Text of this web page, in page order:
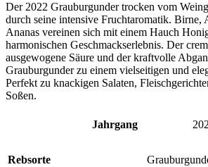
Der 2022 Grauburgunder trocken vom
durch seine intensive Fruchtaromatik. Birne,
Ananas vereinen sich mit einem Hauch
harmonischen Geschmackserlebnis. Der
ausgewogene Säure und der kraftvolle
Grauburgunder zu einem vielseitigen und
Perfekt zu knackigen Salaten,
Soßen.
Jahrgang
Rebsorte